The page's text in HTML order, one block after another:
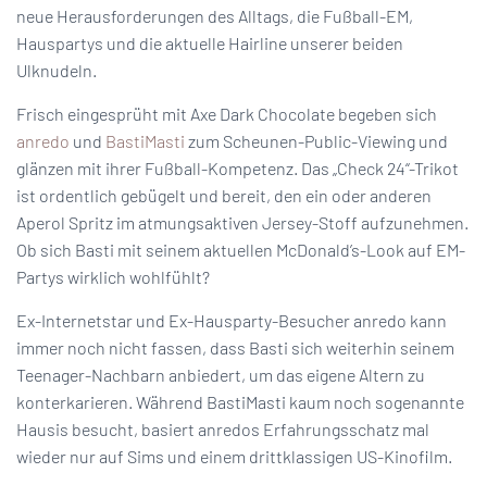
neue Herausforderungen des Alltags, die Fußball-EM,
Hauspartys und die aktuelle Hairline unserer beiden
Ulknudeln.
Frisch eingesprüht mit Axe Dark Chocolate begeben sich
anredo und BastiMasti zum Scheunen-Public-Viewing und
glänzen mit ihrer Fußball-Kompetenz. Das „Check 24“-Trikot
ist ordentlich gebügelt und bereit, den ein oder anderen
Aperol Spritz im atmungsaktiven Jersey-Stoff aufzunehmen.
Ob sich Basti mit seinem aktuellen McDonald’s-Look auf EM-
Partys wirklich wohlfühlt?
Ex-Internetstar und Ex-Hausparty-Besucher anredo kann
immer noch nicht fassen, dass Basti sich weiterhin seinem
Teenager-Nachbarn anbiedert, um das eigene Altern zu
konterkarieren. Während BastiMasti kaum noch sogenannte
Hausis besucht, basiert anredos Erfahrungsschatz mal
wieder nur auf Sims und einem drittklassigen US-Kinofilm.